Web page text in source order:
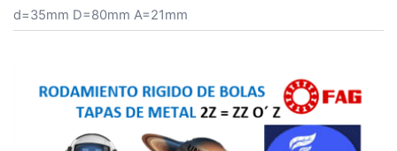
d=35mm D=80mm A=21mm